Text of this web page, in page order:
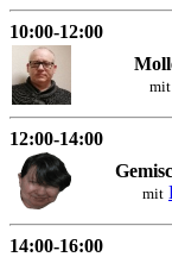
10:00-12:00
mit
12:00-14:00
mit
14:00-16:00